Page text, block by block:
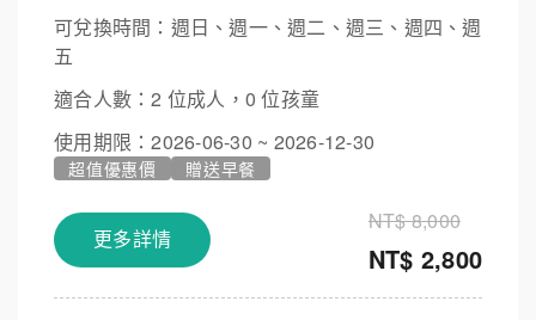
可兌換時間：週日、週一、週二、週三、週四、週
五
適合人數：2 位成人，0 位孩童
使用期限：2026-06-30 ~ 2026-12-30
超值優惠價 贈送早餐
NT$ 8,000
NT$ 2,800
更多詳情